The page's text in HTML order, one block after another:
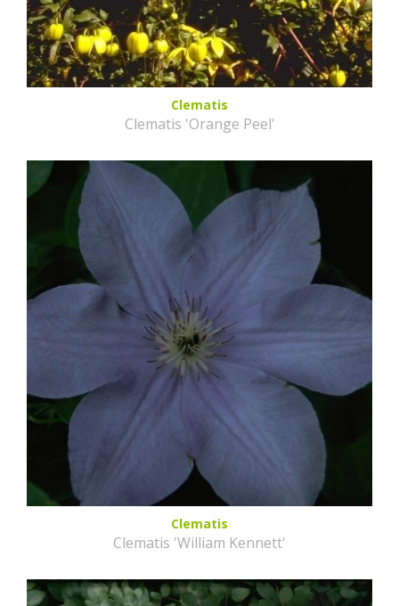
Clematis
Clematis 'Orange Peel'
Clematis
Clematis 'William Kennett'